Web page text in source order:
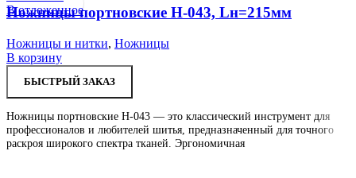
В отложенное
Ножницы портновские H-043, Lн=215мм
Ножницы и нитки, Ножницы
В корзину
БЫСТРЫЙ ЗАКАЗ
Ножницы портновские H-043 — это классический инструмент для
профессионалов и любителей шитья, предназначенный для точного
раскроя широкого спектра тканей. Эргономичная